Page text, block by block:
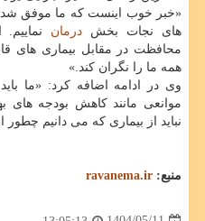
«خبر خوب اینست که ما موفق شده
های نجات بخش درمان
محافظت در مقابل بیماری های
همه ما را نگران کند.»
وی در ادامه اضافه کرد: «ما
موانعی مانند کاهش بودجه های
نباید از بیماری که می دانیم چطور
منبع: ravanema.ir